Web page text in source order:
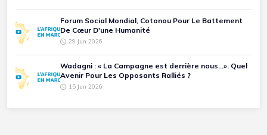
Forum Social Mondial, Cotonou Pour Le Battement
De Cœur D'une Humanité
29 Jun 2026
Wadagni : « La Campagne est derrière nous...». Quel
Avenir Pour Les Opposants Ralliés ?
15 Jun 2026